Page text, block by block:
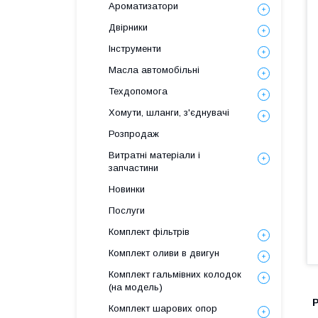
Ароматизатори
Двірники
Інструменти
Масла автомобільні
Техдопомога
Хомути, шланги, з'єднувачі
Розпродаж
Витратні матеріали і
запчастини
Новинки
Послуги
Комплект фільтрів
Комплект оливи в двигун
Комплект гальмівних колодок
(на модель)
Комплект шарових опор